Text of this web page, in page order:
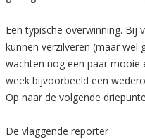
Een typische overwinning. Bij
kunnen verzilveren (maar wel
wachten nog een paar mooie
week bijvoorbeeld een
Op naar de volgende
De vlaggende reporter